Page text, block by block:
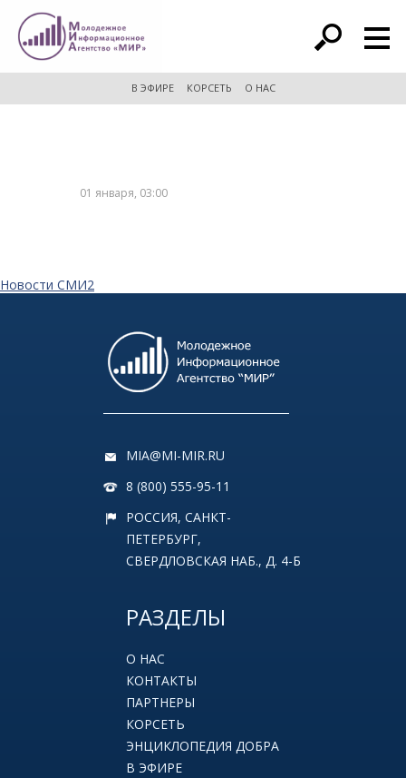
расширенный поиск
В ЭФИРЕ КОРСЕТЬ О НАС
01 января, 03:00
Новости СМИ2
MIA@MI-MIR.RU
8 (800) 555-95-11
РОССИЯ, САНКТ-
ПЕТЕРБУРГ,
СВЕРДЛОВСКАЯ НАБ., Д. 4-Б
РАЗДЕЛЫ
О НАС
КОНТАКТЫ
ПАРТНЕРЫ
КОРСЕТЬ
ЭНЦИКЛОПЕДИЯ ДОБРА
В ЭФИРЕ